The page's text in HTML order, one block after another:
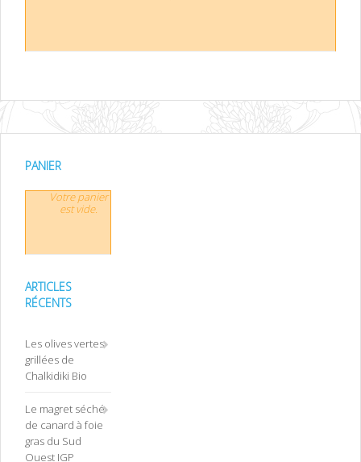
PANIER
Votre panier
est vide.
ARTICLES
RÉCENTS
Les olives vertes
grillées de
Chalkidiki Bio
Le magret séché
de canard à foie
gras du Sud
Ouest IGP